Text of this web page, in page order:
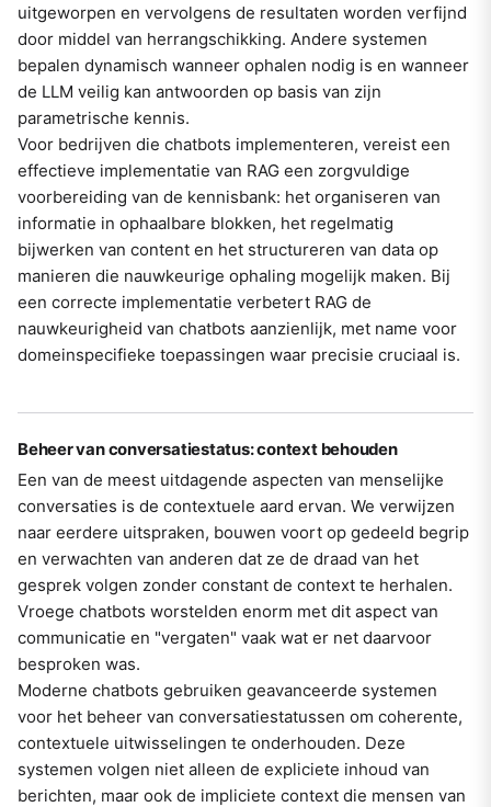
uitgeworpen en vervolgens de resultaten worden verfijnd
door middel van herrangschikking. Andere systemen
bepalen dynamisch wanneer ophalen nodig is en wanneer
de LLM veilig kan antwoorden op basis van zijn
parametrische kennis.
Voor bedrijven die chatbots implementeren, vereist een
effectieve implementatie van RAG een zorgvuldige
voorbereiding van de kennisbank: het organiseren van
informatie in ophaalbare blokken, het regelmatig
bijwerken van content en het structureren van data op
manieren die nauwkeurige ophaling mogelijk maken. Bij
een correcte implementatie verbetert RAG de
nauwkeurigheid van chatbots aanzienlijk, met name voor
domeinspecifieke toepassingen waar precisie cruciaal is.
Beheer van conversatiestatus: context behouden
Een van de meest uitdagende aspecten van menselijke
conversaties is de contextuele aard ervan. We verwijzen
naar eerdere uitspraken, bouwen voort op gedeeld begrip
en verwachten van anderen dat ze de draad van het
gesprek volgen zonder constant de context te herhalen.
Vroege chatbots worstelden enorm met dit aspect van
communicatie en "vergaten" vaak wat er net daarvoor
besproken was.
Moderne chatbots gebruiken geavanceerde systemen
voor het beheer van conversatiestatussen om coherente,
contextuele uitwisselingen te onderhouden. Deze
systemen volgen niet alleen de expliciete inhoud van
berichten, maar ook de impliciete context die mensen van